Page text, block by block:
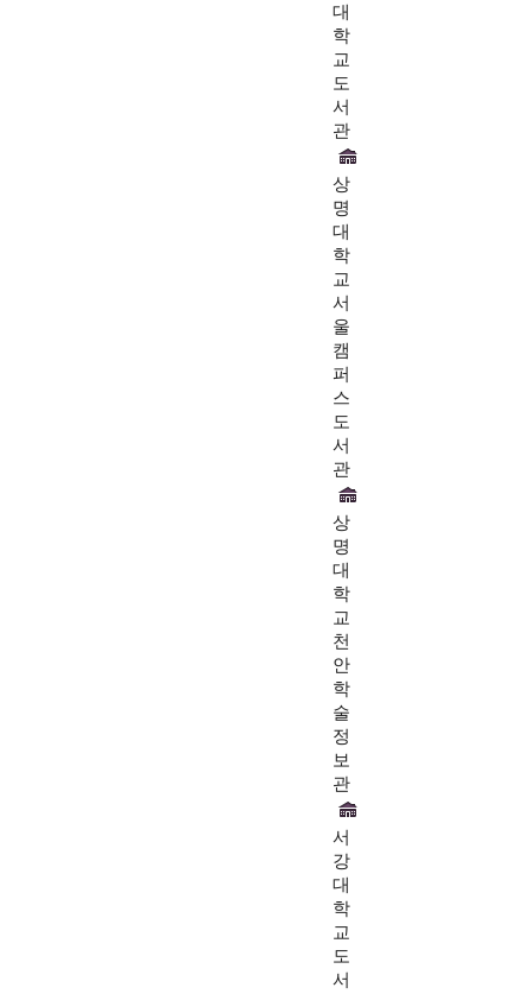
대
학
교
도
서
관
상
명
대
학
교
서
울
캠
퍼
스
도
서
관
상
명
대
학
교
천
안
학
술
정
보
관
서
강
대
학
교
도
서